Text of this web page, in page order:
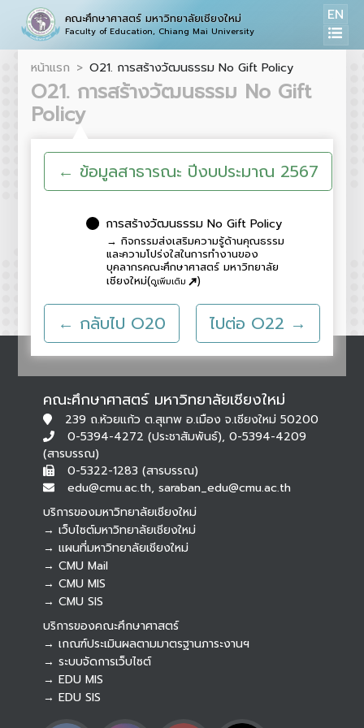
คณะศึกษาศาสตร์ มหาวิทยาลัยเชียงใหม่
Faculty of Education, Chiang Mai University
EN
หน้าแรก O21. การสร้างวัฒนธรรม No Gift Policy
O21. การสร้างวัฒนธรรม No Gift
Policy
← ข้อมูลสาธารณะ ปีงบประมาณ 2567
16x16การสร้างวัฒนธรรม No Gift Policy
→ กิจกรรมส่งเสริมความรู้ด้านคุณธรรม
และความโปร่งใสในการทำงานของ
บุคลากรคณะศึกษาศาสตร์ มหาวิทยาลัย
เชียงใหม่(ดูเพิ่มเติม↑
)
← กลับไป O20 ไปต่อ O22 →
คณะศึกษาศาสตร์ มหาวิทยาลัยเชียงใหม่
239 ถ.ห้วยแก้ว ต.สุเทพ อ.เมือง จ.เชียงใหม่ 50200
0-5394-4272 (ประชาสัมพันธ์), 0-5394-4209
(สารบรรณ)
0-5322-1283 (สารบรรณ)
edu@cmu.ac.th, saraban_edu@cmu.ac.th
บริการของมหาวิทยาลัยเชียงใหม่
→ เว็บไซต์มหาวิทยาลัยเชียงใหม่
→ แผนที่มหาวิทยาลัยเชียงใหม่
→ CMU Mail
→ CMU MIS
→ CMU SIS
บริการของคณะศึกษาศาสตร์
→ เกณฑ์ประเมินผลตามมาตรฐานภาระงานฯ
→ ระบบจัดการเว็บไซต์
→ EDU MIS
→ EDU SIS
Botnoi Assistant
Connecting…